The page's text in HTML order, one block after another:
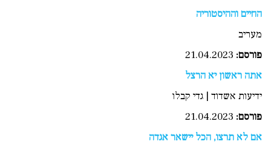
החיים וההיסטוריה
מעריב
פורסם:
אתה ראשון יא הרצל
ידיעות אשדוד | גדי קבלו
פורסם:
אם לא תרצו, הכל יישאר אגדה